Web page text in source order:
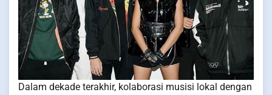
Dalam dekade terakhir, kolaborasi musisi lokal dengan